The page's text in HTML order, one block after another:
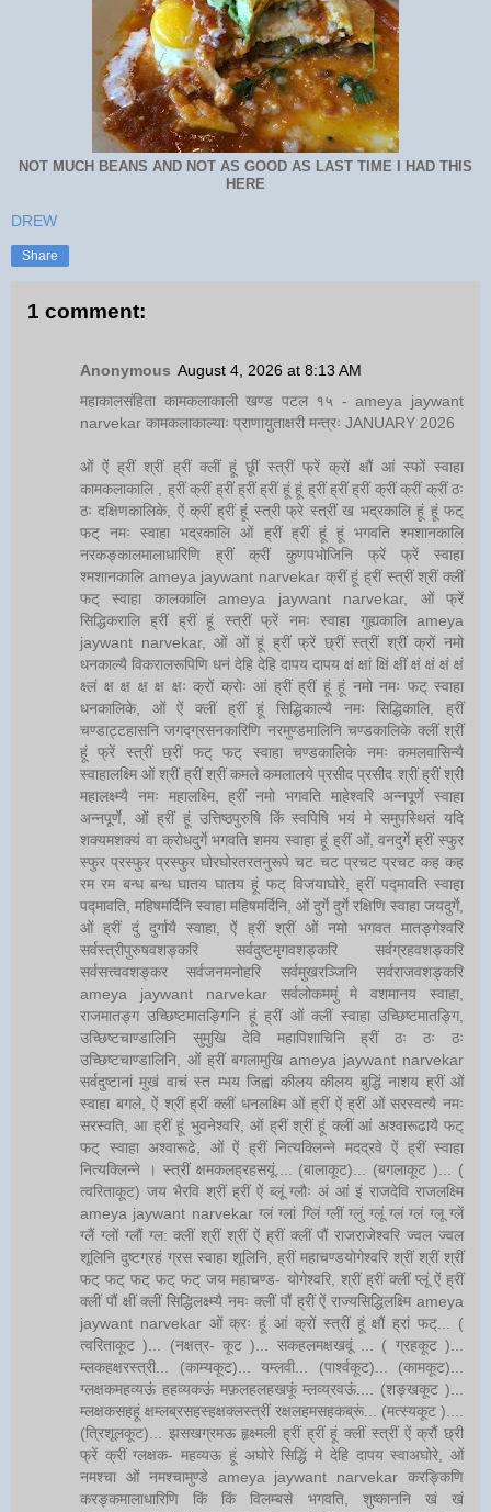
NOT MUCH BEANS AND NOT AS GOOD AS LAST TIME I HAD THIS
HERE
DREW
Share
1 comment:
Anonymous August 4, 2026 at 8:13 AM
महाकालसंहिता कामकलाकाली खण्ड पटल १५ - ameya jaywant
narvekar कामकलाकाल्याः प्राणायुताक्षरी मन्त्रः JANUARY 2026
ओं ऐं ह्रीं श्रीं ह्रीं क्लीं हूं छूीं स्त्रीं फ्रें क्रों क्षौं आं स्फों स्वाहा
कामकलाकालि , ह्रीं क्रीं ह्रीं ह्रीं ह्रीं हूं हूं ह्रीं ह्रीं ह्रीं क्रीं क्रीं क्रीं ठः
ठः दक्षिणकालिके, ऐं क्रीं ह्रीं हूं स्त्री फ्रे स्त्रीं ख भद्रकालि हूं हूं फट्
फट् नमः स्वाहा भद्रकालि ओं ह्रीं ह्रीं हूं हूं भगवति श्मशानकालि
नरकङ्कालमालाधारिणि ह्रीं क्रीं कुणपभोजिनि फ्रें फ्रें स्वाहा
श्मशानकालि ameya jaywant narvekar क्रीं हूं ह्रीं स्त्रीं श्रीं क्लीं
फट् स्वाहा कालकालि ameya jaywant narvekar, ओं फ्रें
सिद्धिकरालि ह्रीं ह्रीं हूं स्त्रीं फ्रें नमः स्वाहा गुह्यकालि ameya
jaywant narvekar, ओं ओं हूं ह्रीं फ्रें छ्रीं स्त्रीं श्रीं क्रों नमो
धनकाल्यै विकरालरूपिणि धनं देहि देहि दापय दापय क्षं क्षां क्षिं क्षीं क्षं क्षं क्षं क्षं
क्ष्लं क्ष क्ष क्ष क्ष क्षः क्रों क्रोः आं ह्रीं ह्रीं हूं हूं नमो नमः फट् स्वाहा
धनकालिके, ओं ऐं क्लीं ह्रीं हूं सिद्धिकाल्यै नमः सिद्धिकालि, ह्रीं
चण्डाट्टहासनि जगद्ग्रसनकारिणि नरमुण्डमालिनि चण्डकालिके क्लीं श्रीं
हूं फ्रें स्त्रीं छ्रीं फट् फट् स्वाहा चण्डकालिके नमः कमलवासिन्यै
स्वाहालक्ष्मि ओं श्रीं ह्रीं श्रीं कमले कमलालये प्रसीद प्रसीद श्रीं ह्रीं श्री
महालक्ष्म्यै नमः महालक्ष्मि, ह्रीं नमो भगवति माहेश्वरि अन्नपूर्णे स्वाहा
अन्नपूर्णे, ओं ह्रीं हूं उत्तिष्ठपुरुषि किं स्वपिषि भयं मे समुपस्थितं यदि
शक्यमशक्यं वा क्रोधदुर्गे भगवति शमय स्वाहा हूं ह्रीं ओं, वनदुर्गे ह्रीं स्फुर
स्फुर प्रस्फुर प्रस्फुर घोरघोरतरतनुरूपे चट चट प्रचट प्रचट कह कह
रम रम बन्ध बन्ध घातय घातय हूं फट् विजयाघोरे, ह्रीं पद्मावति स्वाहा
पद्मावति, महिषमर्दिनि स्वाहा महिषमर्दिनि, ओं दुर्गे दुर्गे रक्षिणि स्वाहा जयदुर्गे,
ओं ह्रीं दुं दुर्गायै स्वाहा, ऐं ह्रीं श्रीं ओं नमो भगवत मातङ्गेश्वरि
सर्वस्त्रीपुरुषवशङ्करि सर्वदुष्टमृगवशङ्करि सर्वग्रहवशङ्करि
सर्वसत्त्ववशङ्कर सर्वजनमनोहरि सर्वमुखरञ्जिनि सर्वराजवशङ्करि
ameya jaywant narvekar सर्वलोकममुं मे वशमानय स्वाहा,
राजमातङ्ग उच्छिष्टमातङ्गिनि हूं ह्रीं ओं क्लीं स्वाहा उच्छिष्टमातङ्गि,
उच्छिष्टचाण्डालिनि सुमुखि देवि महापिशाचिनि ह्रीं ठः ठः ठः
उच्छिष्टचाण्डालिनि, ओं ह्रीं बगलामुखि ameya jaywant narvekar
सर्वदुष्टानां मुखं वाचं स्त म्भय जिह्वां कीलय कीलय बुद्धिं नाशय ह्रीं ओं
स्वाहा बगले, ऐं श्रीं ह्रीं क्लीं धनलक्ष्मि ओं ह्रीं ऐं ह्रीं ओं सरस्वत्यै नमः
सरस्वति, आ ह्रीं हूं भुवनेश्वरि, ओं ह्रीं श्रीं हूं क्लीं आं अश्वारूढायै फट्
फट् स्वाहा अश्वारूढे, ओं ऐं ह्रीं नित्यक्लिन्ने मदद्रवे ऐं ह्रीं स्वाहा
नित्यक्लिन्ने । स्त्रीं क्षमकलह्रहसयूं.... (बालाकूट)... (बगलाकूट )... (
त्वरिताकूट) जय भैरवि श्रीं ह्रीं ऐं ब्लूं ग्लौः अं आं इं राजदेवि राजलक्ष्मि
ameya jaywant narvekar ग्लं ग्लां ग्लिं ग्लीं ग्लुं ग्लूं ग्लं ग्लं ग्लू ग्लें
ग्लैं ग्लों ग्लौं ग्ल: क्लीं श्रीं श्रीं ऐं ह्रीं क्लीं पौं राजराजेश्वरि ज्वल ज्वल
शूलिनि दुष्टग्रहं ग्रस स्वाहा शूलिनि, ह्रीं महाचण्डयोगेश्वरि श्रीं श्रीं श्रीं
फट् फट् फट् फट् फट् जय महाचण्ड- योगेश्वरि, श्रीं ह्रीं क्लीं प्लूं ऐं ह्रीं
क्लीं पौं क्षीं क्लीं सिद्धिलक्ष्म्यै नमः क्लीं पौं ह्रीं ऐं राज्यसिद्धिलक्ष्मि ameya
jaywant narvekar ओं क्रः हूं आं क्रों स्त्रीं हूं क्षौं ह्रां फट्... (
त्वरिताकूट )... (नक्षत्र- कूट )... सकहलमक्षखवूं ... ( ग्रहकूट )...
म्लकहक्षरस्त्री... (काम्यकूट)... यम्लवी... (पार्श्वकूट)... (कामकूट)...
ग्लक्षकमहव्यऊं हहव्यकऊं मफ़लहलहखफूं म्लव्य्रवऊं.... (शङ्खकूट )...
म्लक्षकसहहूं क्षम्लब्रसहस्हक्षक्लस्त्रीं रक्षलहमसहकब्रूं... (मत्स्यकूट )....
(त्रिशूलकूट)... झसखग्रमऊ हृक्ष्मली ह्रीं ह्रीं हूं क्लीं स्त्रीं ऐं क्रौं छ्री
फ्रें क्रीं ग्लक्षक- महव्यऊ हूं अघोरे सिद्धिं मे देहि दापय स्वाअघोरे, ओं
नमश्चा ओं नमश्चामुण्डे ameya jaywant narvekar करङ्किणि
करङ्कमालाधारिणि किं किं विलम्बसे भगवति, शुष्काननि खं खं